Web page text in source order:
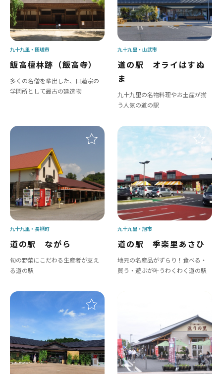
飯高檀林跡（飯高寺）
多くの名僧を輩出した、日蓮宗の
学問所として最古の建造物
九十九里 匝瑳市
道の駅 オライはすぬ
ま
九十九里の名物料理やお土産が揃
う人気の道の駅
九十九里 山武市
道の駅 ながら
旬の野菜にこだわる生産者が支え
る道の駅
九十九里 長柄町
道の駅 季楽里あさひ
地元の名産品がずらり！食べる・
買う・遊ぶが叶うわくわく道の駅
九十九里 旭市